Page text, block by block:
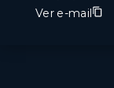
Ver e-mail